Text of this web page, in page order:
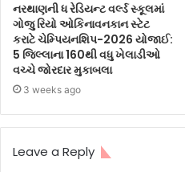
નરથાણની ધ રેડિયન્ટ વર્લ્ડ સ્કૂલમાં
ગોજુ રિયો ઓકિનાવનકાન સ્ટેટ
કરાટે ચેમ્પિયનશિપ-2026 યોજાઈ:
5 જિલ્લાના 160થી વધુ ખેલાડીઓ
વચ્ચે જોરદાર મુકાબલા
3 weeks ago
Leave a Reply